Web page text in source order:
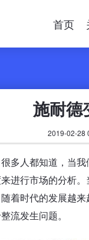
首页
施耐德
2019-02-28
多人都知道，当
进行市场的分析
着时代的发展越
流发生问题。